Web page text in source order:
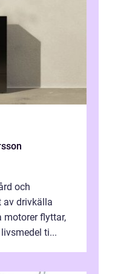
och
av drivkälla
motorer flyttar,
ti...